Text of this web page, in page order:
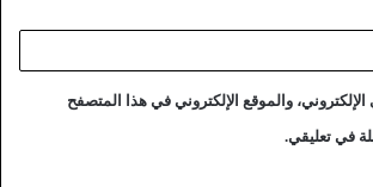
والموقع الإلكتروني في هذا المتصفح
في تعليقي.